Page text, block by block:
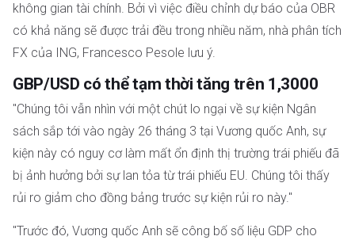
không gian tài chính. Bởi vì việc điều chỉnh dự báo của OBR
có khả năng sẽ được trải đều trong nhiều năm, nhà phân tích
FX của ING, Francesco Pesole lưu ý.
GBP/USD có thể tạm thời tăng trên 1,3000
"Chúng tôi vẫn nhìn với một chút lo ngại về sự kiện Ngân
sách sắp tới vào ngày 26 tháng 3 tại Vương quốc Anh, sự
kiện này có nguy cơ làm mất ổn định thị trường trái phiếu đã
bị ảnh hưởng bởi sự lan tỏa từ trái phiếu EU. Chúng tôi thấy
rủi ro giảm cho đồng bảng trước sự kiện rủi ro này."
"Trước đó, Vương quốc Anh sẽ công bố số liệu GDP cho